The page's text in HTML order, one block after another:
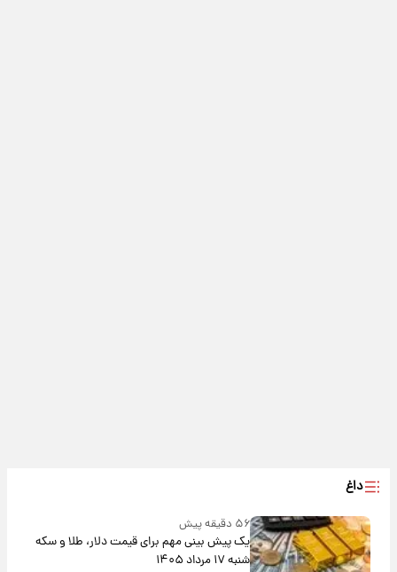
داغ
۵۶ دقیقه پیش
یک پیش ‌بینی مهم برای قیمت دلار، طلا و سکه
شنبه ۱۷ مرداد ۱۴۰۵